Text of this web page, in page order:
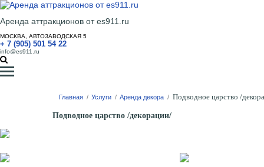
Аренда аттракционов от es911.ru
МОСКВА, АВТОЗАВОДСКАЯ 5
+ 7 (905) 501 54 22
info@es911.ru
Главная / Услуги / Аренда декора / Подводное царство /
Подводное царство /декорации/